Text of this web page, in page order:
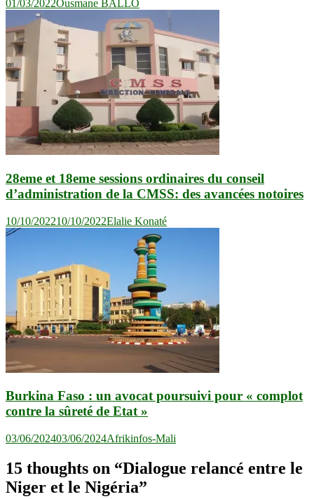
01/03/2022Ousmane BALLO
28eme et 18eme sessions ordinaires du conseil
d’administration de la CMSS: des avancées notoires
10/10/202210/10/2022Elalie Konaté
Burkina Faso : un avocat poursuivi pour « complot
contre la sûreté de Etat »
03/06/202403/06/2024Afrikinfos-Mali
15 thoughts on “Dialogue relancé entre le
Niger et le Nigéria”